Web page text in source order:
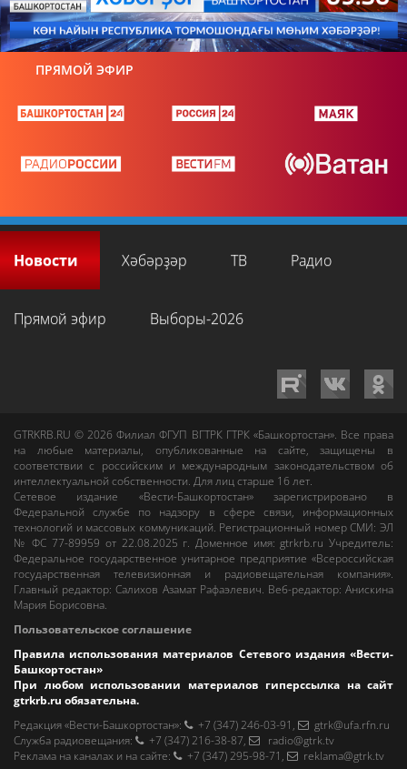
ПРЯМОЙ ЭФИР
Новости Хәбәрҙәр ТВ Радио
Прямой эфир Выборы-2026
GTRKRB.RU © 2026Филиал ФГУП ВГТРК ГТРК «Башкортостан». Все права
на любые материалы, опубликованные на сайте, защищены в
соответствии с российским и международным законодательством об
интеллектуальной собственности. Для лиц старше 16 лет.
Сетевое издание «Вести-Башкортостан»зарегистрировано в
Федеральной службе по надзору в сфере связи, информационных
технологий и массовых коммуникаций. Регистрационный номер СМИ: ЭЛ
№ ФС 77-89959 от 22.08.2025 г. Доменное имя:gtrkrb.ru Учредитель:
Федеральное государственное унитарное предприятие «Всероссийская
государственная телевизионная и радиовещательная компания».
Главный редактор:Салихов Азамат Рафаэлевич. Веб-редактор:Анискина
Мария Борисовна.
Пользовательское соглашение
Правила использования материалов Сетевого издания «Вести-
Башкортостан»
При любом использовании материалов гиперссылка на сайт
gtrkrb.ru обязательна.
Редакция «Вести-Башкортостан»: +7 (347) 246-03-91 ,
gtrk@ufa.rfn.ru
Cлужба радиовещания: +7 (347) 216-38-87,
radio@gtrk.tv
Реклама на каналах и на сайте: +7 (347) 295-98-71 , reklama@gtrk.tv